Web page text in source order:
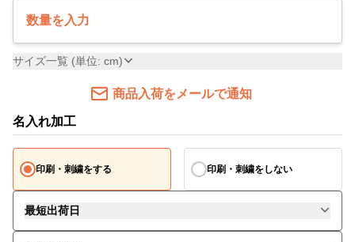
数量を入力
サイズ一覧 (単位: cm)
商品入荷をメールで通知
名入れ加工
印刷・刺繍をする 印刷・刺繍をしない
最短出荷日